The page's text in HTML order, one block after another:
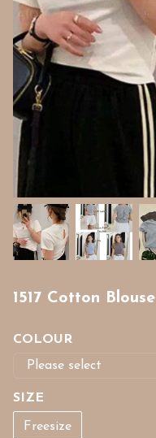
1517 Cotton Blouse
COLOUR
SIZE
Freesize